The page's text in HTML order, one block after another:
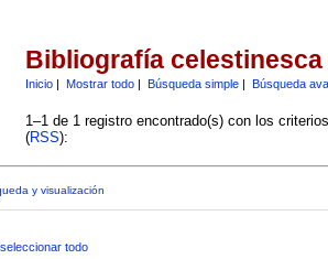
Bibliografía celestinesca
Inicio| Mostrar todo| Búsqueda simple| Búsqueda
1–1 de 1 registro encontrado(s) con los
(RSS):
y visualización
todo